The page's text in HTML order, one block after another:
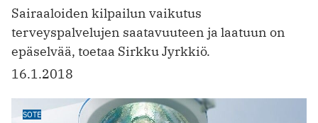
Sairaaloiden kilpailun vaikutus
terveyspalvelujen saatavuuteen ja laatuun on
epäselvää, toetaa Sirkku Jyrkkiö.
16.1.2018
SOTE